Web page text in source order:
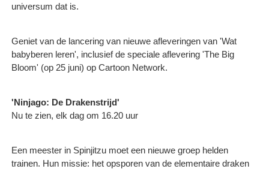
universum dat is.
Geniet van de lancering van nieuwe afleveringen van 'Wat
babyberen leren', inclusief de speciale aflevering 'The Big
Bloom' (op 25 juni) op Cartoon Network.
'Ninjago: De Drakenstrijd'
Nu te zien, elk dag om 16.20 uur
Een meester in Spinjitzu moet een nieuwe groep helden
trainen. Hun missie: het opsporen van de elementaire draken